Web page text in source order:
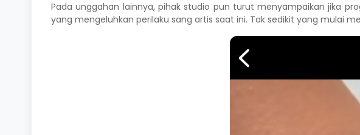
Pada unggahan lainnya, pihak studio pun turut menyampaikan jika
yang mengeluhkan perilaku sang artis saat ini. Tak sedikit yang mulai